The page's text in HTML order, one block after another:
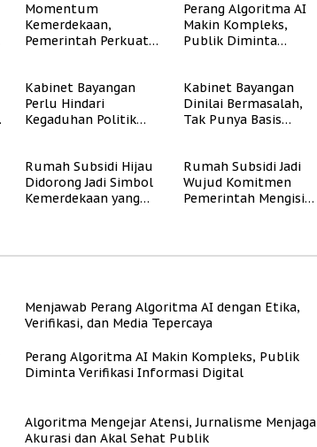
Momentum
Kemerdekaan,
Pemerintah Perkuat
Masyarakat
Berpenghasilan
Rendah
Perang Algoritma AI
Makin Kompleks,
Publik Diminta
Kabinet Bayangan
Perlu Hindari
Kegaduhan Politik
Kabinet Bayangan
Dinilai Bermasalah,
Tak Punya Basis
Rumah Subsidi Hijau
Didorong Jadi Simbol
Kemerdekaan yang
Rumah Subsidi Jadi
Wujud Komitmen
Pemerintah Mengisi
Menjawab Perang Algoritma AI dengan Etika,
Verifikasi, dan Media Tepercaya
Perang Algoritma AI Makin Kompleks, Publik
Diminta Verifikasi Informasi Digital
Algoritma Mengejar Atensi, Jurnalisme Menjaga
Akurasi dan Akal Sehat Publik